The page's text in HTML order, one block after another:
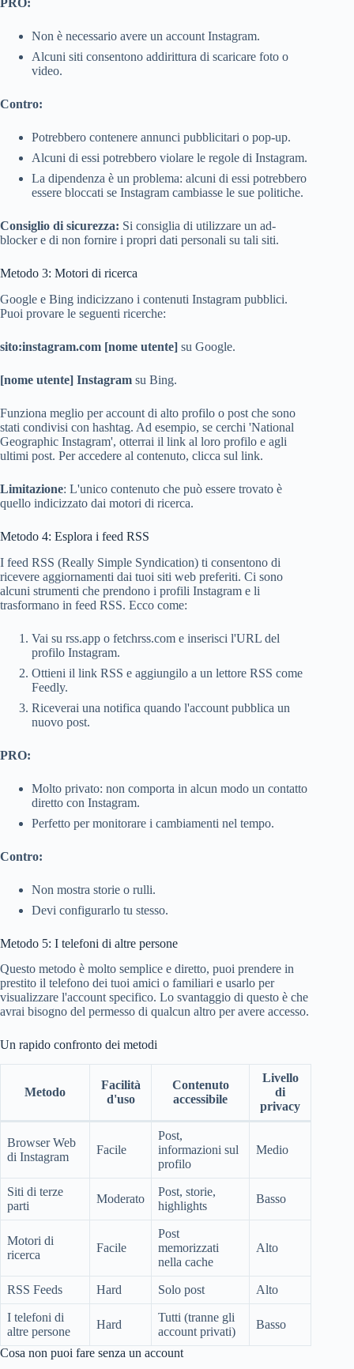
PRO:
Non è necessario avere un account Instagram.
Alcuni siti consentono addirittura di scaricare foto o
video.
Contro:
Potrebbero contenere annunci pubblicitari o pop-up.
Alcuni di essi potrebbero violare le regole di Instagram.
La dipendenza è un problema: alcuni di essi potrebbero
essere bloccati se Instagram cambiasse le sue politiche.
Consiglio di sicurezza: Si consiglia di utilizzare un ad-
blocker e di non fornire i propri dati personali su tali siti.
Metodo 3: Motori di ricerca
Google e Bing indicizzano i contenuti Instagram pubblici.
Puoi provare le seguenti ricerche:
sito:instagram.com [nome utente] su Google.
[nome utente] Instagram su Bing.
Funziona meglio per account di alto profilo o post che sono
stati condivisi con hashtag. Ad esempio, se cerchi 'National
Geographic Instagram', otterrai il link al loro profilo e agli
ultimi post. Per accedere al contenuto, clicca sul link.
Limitazione: L'unico contenuto che può essere trovato è
quello indicizzato dai motori di ricerca.
Metodo 4: Esplora i feed RSS
I feed RSS (Really Simple Syndication) ti consentono di
ricevere aggiornamenti dai tuoi siti web preferiti. Ci sono
alcuni strumenti che prendono i profili Instagram e li
trasformano in feed RSS. Ecco come:
Vai su rss.app o fetchrss.com e inserisci l'URL del
profilo Instagram.
Ottieni il link RSS e aggiungilo a un lettore RSS come
Feedly.
Riceverai una notifica quando l'account pubblica un
nuovo post.
PRO:
Molto privato: non comporta in alcun modo un contatto
diretto con Instagram.
Perfetto per monitorare i cambiamenti nel tempo.
Contro:
Non mostra storie o rulli.
Devi configurarlo tu stesso.
Metodo 5: I telefoni di altre persone
Questo metodo è molto semplice e diretto, puoi prendere in
prestito il telefono dei tuoi amici o familiari e usarlo per
visualizzare l'account specifico. Lo svantaggio di questo è che
avrai bisogno del permesso di qualcun altro per avere accesso.
Un rapido confronto dei metodi
Metodo
Facilità
d'uso
Contenuto
accessibile
Livello
di
privacy
Browser Web
di Instagram
Facile
Post,
informazioni sul
profilo
Medio
Siti di terze
parti
Moderato
Post, storie,
highlights
Basso
Motori di
ricerca
Facile
Post
memorizzati
nella cache
Alto
RSS Feeds Hard Solo post Alto
I telefoni di
altre persone
Hard
Tutti (tranne gli
account privati)
Basso
Cosa non puoi fare senza un account